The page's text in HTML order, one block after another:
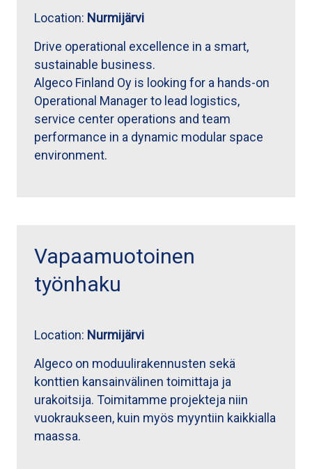
Location: Nurmijärvi
Drive operational excellence in a smart,
sustainable business.
Algeco Finland Oy is looking for a hands-on
Operational Manager to lead logistics,
service center operations and team
performance in a dynamic modular space
environment.
Vapaamuotoinen
työnhaku
Location: Nurmijärvi
Algeco on moduulirakennusten sekä
konttien kansainvälinen toimittaja ja
urakoitsija. Toimitamme projekteja niin
vuokraukseen, kuin myös myyntiin kaikkialla
maassa.